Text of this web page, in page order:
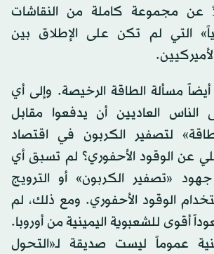
عن مجموعة كاملة من النقاشات
التي لم تكن على الإطلاق بين
مسألة الطاقة الرخيصة. وإلى أي
العاديين أن يدفعوا مقابل
لتصفير الكربون في اقتصاد
عن الوقود الأحفوري؟ لم تسبق أي
«تصفير الكربون» أو الترويج
الوقود الأحفوري. ومع ذلك، لم
أقوى للشعبوية اليمينية من أوروبا.
عموماً ليست صديقة لـ«التحول